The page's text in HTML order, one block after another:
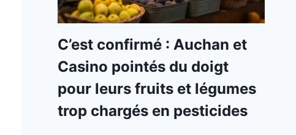
C’est confirmé : Auchan et
Casino pointés du doigt
pour leurs fruits et légumes
trop chargés en pesticides